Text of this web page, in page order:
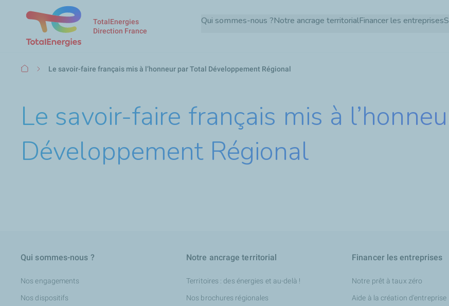
Aller
TotalEnergies
Direction France
Qui sommes-nous ?Notre ancrage territorialFinancer les entreprises
Fil
Le savoir-faire français mis à l’honneur par Total Développement Régional
Le savoir-faire français mis à
Développement Régional
Qui sommes-nous ?
Nos engagements
Nos dispositifs
Notre ancrage territorial
Territoires : des énergies et au-delà !
Nos brochures régionales
Financer les entreprises
Notre prêt à taux zéro
Aide à la création d'entreprise